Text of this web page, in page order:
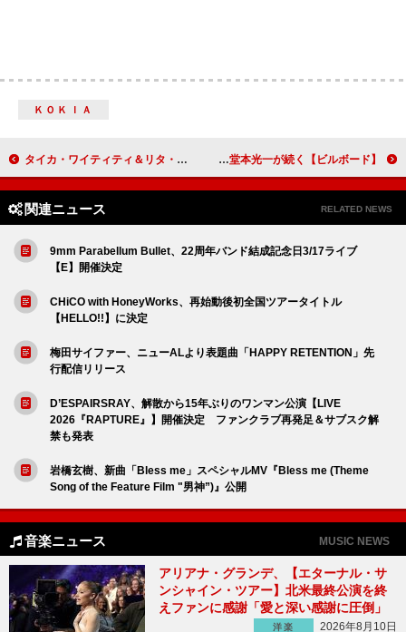
ＫＯＫＩＡ
タイカ・ワイティティ＆リタ・オラ、大失敗に終わった【ファイア・フェスティバル】を題材にしたミュージカル企画中「刺激的で奇妙で大惨事になりかねない」 【ビルボード】Snow Man「カリスマックス」2週連続のDLソング首位獲得 King Gnu／堂本光一が続く
関連ニュース RELATED NEWS
9mm Parabellum Bullet、22周年バンド結成記念日3/17ライブ
【E】開催決定
CHiCO with HoneyWorks、再始動後初全国ツアータイトル
【HELLO!!】に決定
梅田サイファー、ニューALより表題曲「HAPPY RETENTION」先
行配信リリース
D’ESPAIRSRAY、解散から15年ぶりのワンマン公演【LIVE
2026『RAPTURE』】開催決定 ファンクラブ再発足＆サブスク解
禁も発表
岩橋玄樹、新曲「Bless me」スペシャルMV『Bless me (Theme
Song of the Feature Film "男神”)』公開
音楽ニュース MUSIC NEWS
アリアナ・グランデ、【エターナル・サ
ンシャイン・ツアー】北米最終公演を終
えファンに感謝「愛と深い感謝に圧倒」
洋楽 2026年8月10日